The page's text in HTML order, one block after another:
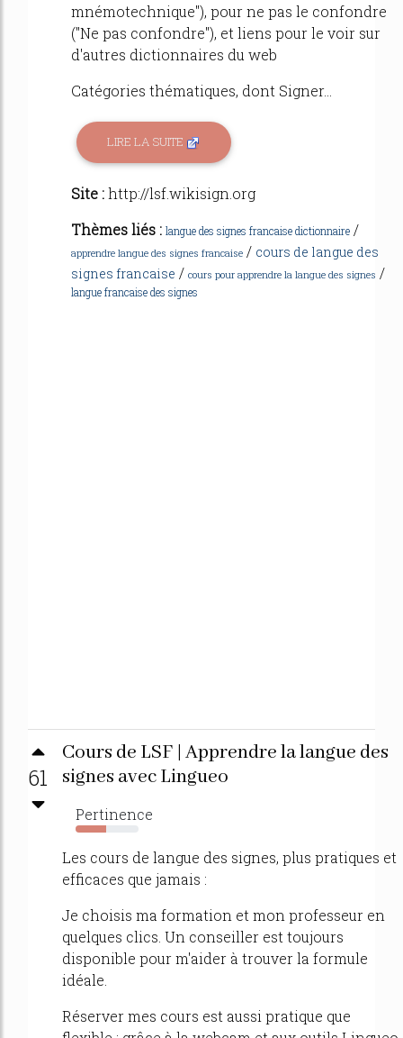
mnémotechnique"), pour ne pas le confondre
("Ne pas confondre"), et liens pour le voir sur
d'autres dictionnaires du web
Catégories thématiques, dont Signer...
LIRE LA SUITE
Site :http://lsf.wikisign.org
Thèmes liés : langue des signes francaise dictionnaire /
apprendre langue des signes francaise / cours de langue des
signes francaise / cours pour apprendre la langue des signes /
langue francaise des signes
61
Cours de LSF | Apprendre la langue des
signes avec Lingueo
Pertinence
48%
Les cours de langue des signes, plus pratiques et
efficaces que jamais :
Je choisis ma formation et mon professeur en
quelques clics. Un conseiller est toujours
disponible pour m'aider à trouver la formule
idéale.
Réserver mes cours est aussi pratique que